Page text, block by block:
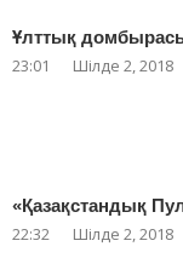
Ұлттық
23:01 Шілде 2, 2018
«Қазақстандық
22:32 Шілде 2, 2018